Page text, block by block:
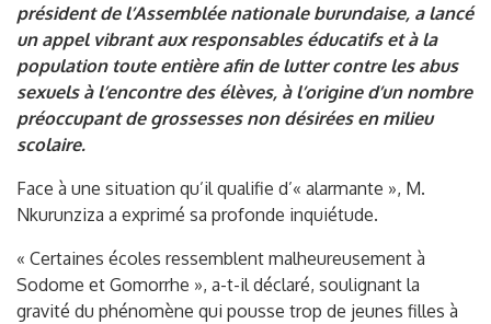
président de l’Assemblée nationale burundaise, a lancé
un appel vibrant aux responsables éducatifs et à la
population toute entière afin de lutter contre les abus
sexuels à l’encontre des élèves, à l’origine d’un nombre
préoccupant de grossesses non désirées en milieu
scolaire.
Face à une situation qu’il qualifie d’« alarmante », M.
Nkurunziza a exprimé sa profonde inquiétude.
« Certaines écoles ressemblent malheureusement à
Sodome et Gomorrhe », a-t-il déclaré, soulignant la
gravité du phénomène qui pousse trop de jeunes filles à